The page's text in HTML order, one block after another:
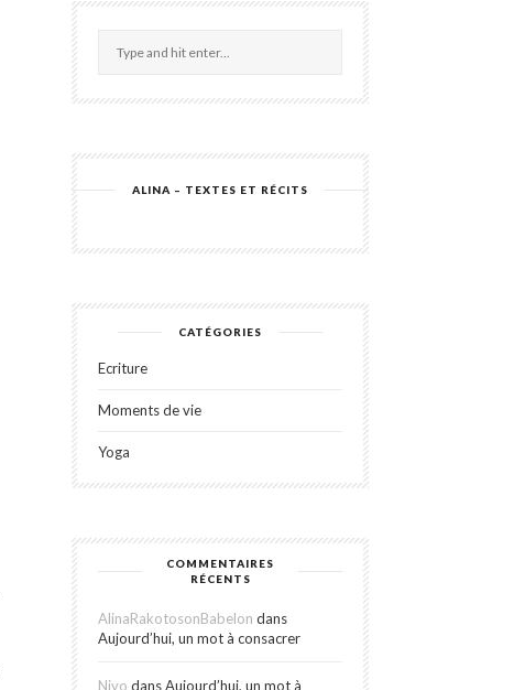
ALINA – TEXTES ET RÉCITS
CATÉGORIES
Ecriture
Moments de vie
Yoga
COMMENTAIRES
RÉCENTS
AlinaRakotosonBabelon dans
Aujourd’hui, un mot à consacrer
Nivo dansAujourd’hui, un mot à